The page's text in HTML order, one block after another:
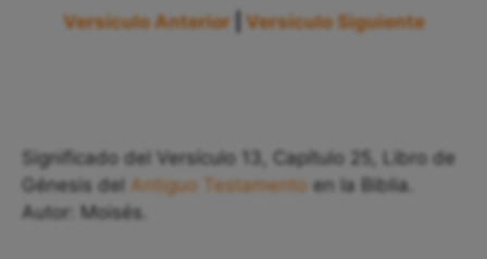
Versículo Anterior Versículo Siguiente
Significado del Versículo 13, Capítulo 25, Libro de
Génesis del Antiguo Testamento en la Biblia.
Autor: Moisés.